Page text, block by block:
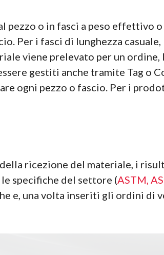
pezzo o in fasci a peso effettivo
Per i fasci di lunghezza
viene prelevato per un
gestiti anche tramite Tag
ogni pezzo o fascio. Per i
ricezione del materiale, i
specifiche del settore (ASTM,
e, una volta inseriti gli ordini